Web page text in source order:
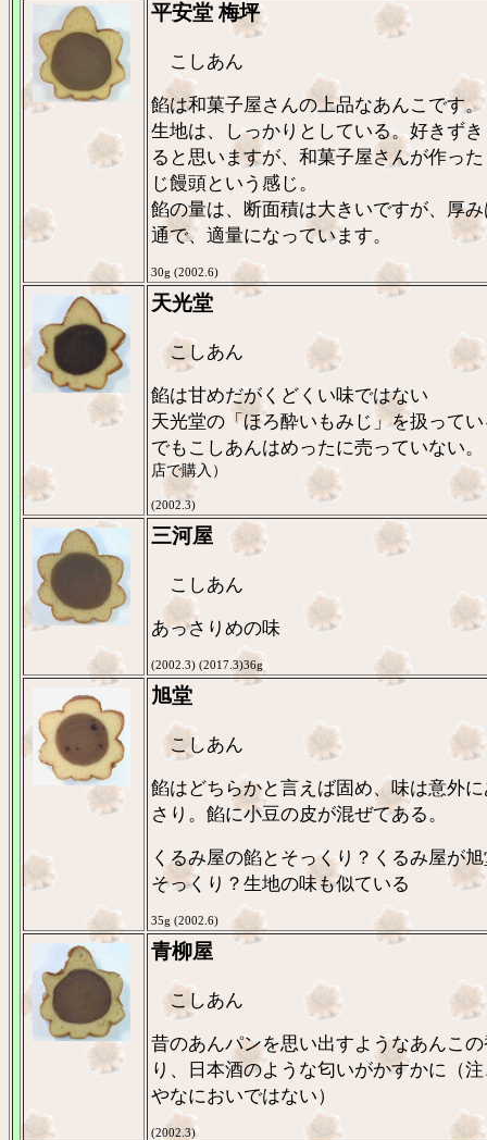
平安堂 梅坪
こしあん
餡は和菓子屋さんの上品なあんこです。
生地は、しっかりとしている。好きず
ると思いますが、和菓子屋さんが作っ
じ饅頭という感じ。
餡の量は、断面積は大きいですが、厚
通で、適量になっています。
30g (2002.6)
天光堂
こしあん
餡は甘めだがくどくい味ではない
天光堂の「ほろ酔いもみじ」を扱って
でもこしあんはめったに売っていない。
店で購入）
(2002.3)
三河屋
こしあん
あっさりめの味
(2002.3) (2017.3)36g
旭堂
こしあん
餡はどちらかと言えば固め、味は意外
さり。餡に小豆の皮が混ぜてある。
くるみ屋の餡とそっくり？くるみ屋が
そっくり？生地の味も似ている
35g (2002.6)
青柳屋
こしあん
昔のあんパンを思い出すようなあんこ
り、日本酒のような匂いがかすかに（
やなにおいではない）
(2002.3)